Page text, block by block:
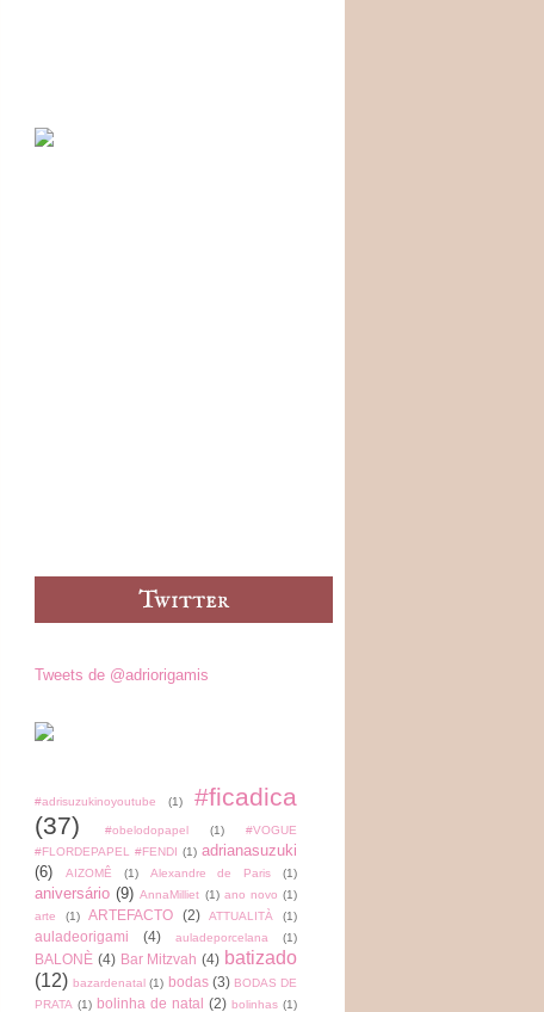
Tweets de @adriorigamis
#adrisuzukinoyoutube (1)
#ficadica
(37)
#obelodopapel (1)
#VOGUE
#FLORDEPAPEL #FENDI (1) adrianasuzuki
(6)
AIZOMÊ (1) Alexandre de Paris (1)
aniversário (9) AnnaMilliet (1) ano novo (1)
arte
(1) ARTEFACTO (2) ATTUALITÀ (1)
auladeorigami (4) auladeporcelana (1)
BALONÈ (4) Bar Mitzvah (4) batizado
(12) bazardenatal (1) bodas (3) BODAS DE
PRATA (1) bolinha de natal (2) bolinhas (1)